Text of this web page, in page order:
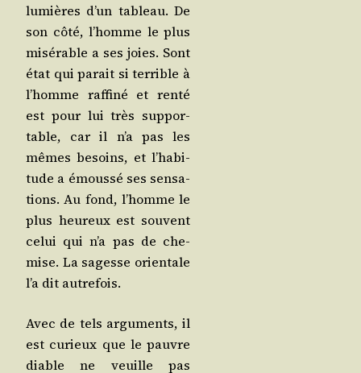
lumières d’un tableau. De
son côté, l’homme le plus
misé­rable a ses joies. Sont
état qui parait si ter­rible à
l’homme raf­fi­né et ren­té
est pour lui très sup­por­
table, car il n’a pas les
mêmes besoins, et l’ha­bi­
tude a émous­sé ses sen­sa­
tions. Au fond, l’homme le
plus heu­reux est sou­vent
celui qui n’a pas de che­
mise. La sagesse orien­tale
l’a dit autrefois.
Avec de tels argu­ments, il
est curieux que le pauvre
diable ne veuille pas